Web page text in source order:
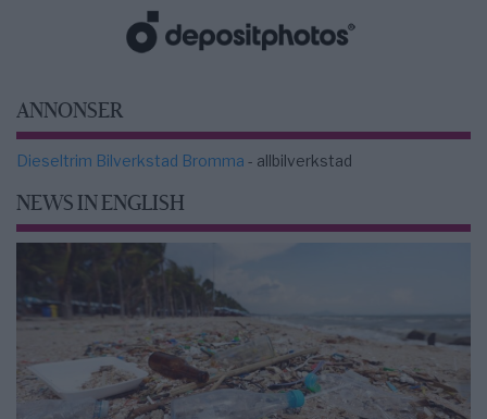
ANNONSER
Dieseltrim Bilverkstad Bromma - allbilverkstad
NEWS IN ENGLISH